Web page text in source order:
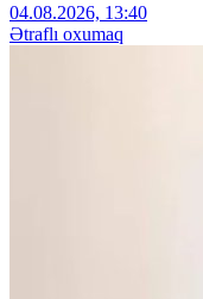
04.08.2026, 13:40
Ətraflı oxumaq